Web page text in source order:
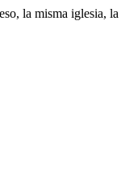
la misma iglesia, la